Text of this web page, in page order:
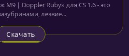
| Doppler Ruby» для CS 1.6 - это
лезвие...
Скачать